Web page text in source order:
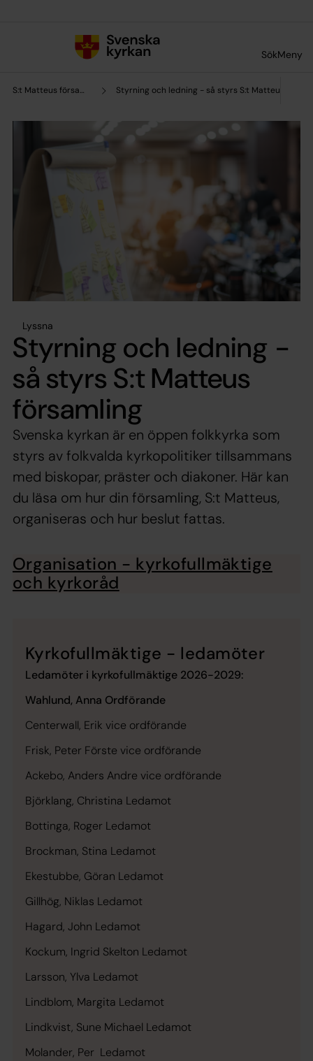
SökMeny
S:t Matteus församling Styrning och ledning - så styrs S:t Matteus
Lyssna
Styrning och ledning -
så styrs S:t Matteus
församling
Svenska kyrkan är en öppen folkkyrka som
styrs av folkvalda kyrkopolitiker tillsammans
med biskopar, präster och diakoner. Här kan
du läsa om hur din församling, S:t Matteus,
organiseras och hur beslut fattas.
Organisation - kyrkofullmäktige
och kyrkoråd
Kyrkofullmäktige - ledamöter
Ledamöter i kyrkofullmäktige 2026-2029:
Wahlund, Anna Ordförande
Centerwall, Erik vice ordförande
Frisk, Peter Förste vice ordförande
Ackebo, Anders Andre vice ordförande
Björklang, Christina Ledamot
Bottinga, Roger Ledamot
Brockman, Stina Ledamot
Ekestubbe, Göran Ledamot
Gillhög, Niklas Ledamot
Hagard, John Ledamot
Kockum, Ingrid Skelton Ledamot
Larsson, Ylva Ledamot
Lindblom, Margita Ledamot
Lindkvist, Sune Michael Ledamot
Molander, Per Ledamot